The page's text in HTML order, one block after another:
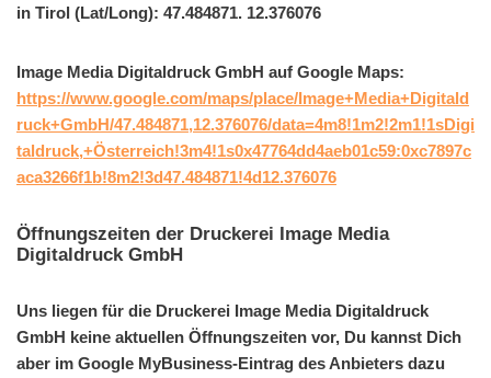
in Tirol (Lat/Long): 47.484871. 12.376076
Image Media Digitaldruck GmbH auf Google Maps:
https://www.google.com/maps/place/Image+Media+Digitald
ruck+GmbH/47.484871,12.376076/data=4m8!1m2!2m1!1sDigi
taldruck,+Österreich!3m4!1s0x47764dd4aeb01c59:0xc7897c
aca3266f1b!8m2!3d47.484871!4d12.376076
Öffnungszeiten der Druckerei Image Media
Digitaldruck GmbH
Uns liegen für die Druckerei Image Media Digitaldruck
GmbH keine aktuellen Öffnungszeiten vor, Du kannst Dich
aber im Google MyBusiness-Eintrag des Anbieters dazu